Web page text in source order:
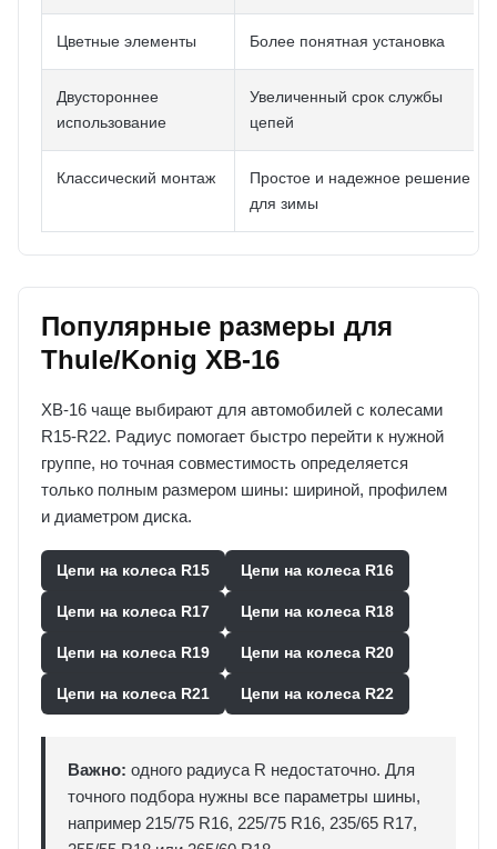
Цветные элементы Более понятная установка
Двустороннее
использование
Увеличенный срок службы
цепей
Классический монтаж
Простое и надежное решение
для зимы
Популярные размеры для
Thule/Konig XB-16
XB-16 чаще выбирают для автомобилей с колесами
R15-R22. Радиус помогает быстро перейти к нужной
группе, но точная совместимость определяется
только полным размером шины: шириной, профилем
и диаметром диска.
Цепи на колеса R15 Цепи на колеса R16
Цепи на колеса R17 Цепи на колеса R18
Цепи на колеса R19 Цепи на колеса R20
Цепи на колеса R21 Цепи на колеса R22
Важно: одного радиуса R недостаточно. Для
точного подбора нужны все параметры шины,
например 215/75 R16, 225/75 R16, 235/65 R17,